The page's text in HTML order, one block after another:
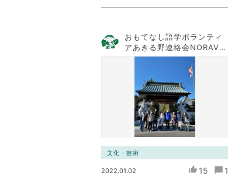
おもてなし語学ボランティ
アあきる野連絡会NORAVO
NA
文化・芸術
2022.01.02 15 1